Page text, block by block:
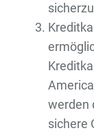
werden
sichere